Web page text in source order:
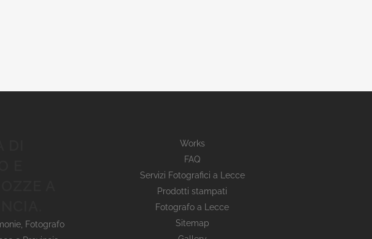
, Fotografo
Works
FAQ
Servizi Fotografici a Lecce
Prodotti stampati
Fotografo a Lecce
Sitemap